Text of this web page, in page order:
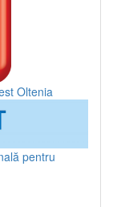
Oltenia
pentru